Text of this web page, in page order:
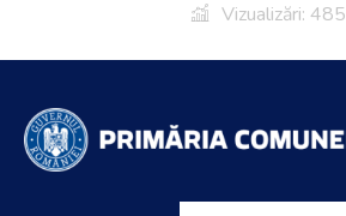
Vizualizări: 485